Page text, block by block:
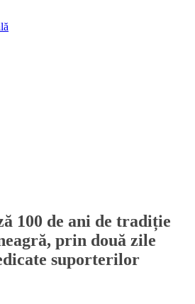
100 de ani de tradiție
prin două zile
suporterilor